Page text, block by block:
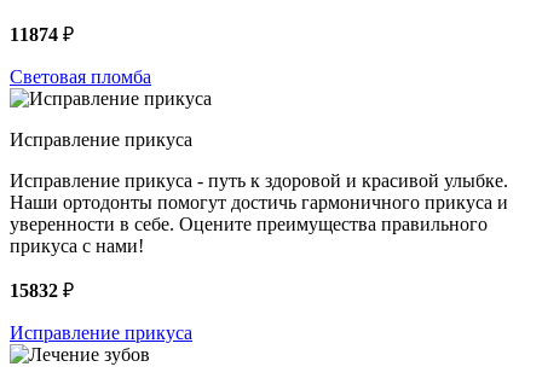
11874 ₽
Световая пломба
Исправление прикуса
Исправление прикуса - путь к здоровой и красивой улыбке.
Наши ортодонты помогут достичь гармоничного прикуса и
уверенности в себе. Оцените преимущества правильного
прикуса с нами!
15832 ₽
Исправление прикуса